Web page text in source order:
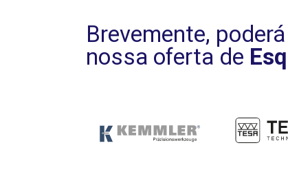
Brevemente,
nossa oferta de